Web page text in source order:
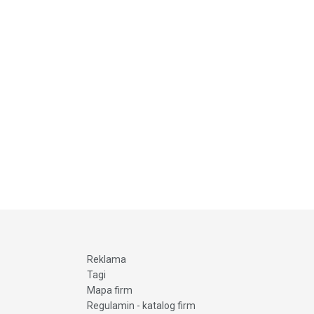
Reklama
Tagi
Mapa firm
Regulamin - katalog firm